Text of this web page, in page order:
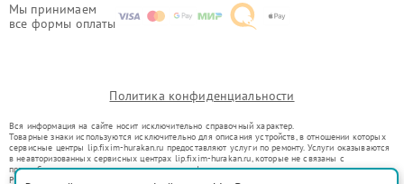
Мы принимаем
все формы оплаты
Политика конфиденциальности
Вся информация на сайте носит исключительно справочный характер.
Товарные знаки используются исключительно для описания устройств, в отношении которых
сервисные центры lip.fixim-hurakan.ru предоставляют услуги по ремонту. Услуги оказываются
в неавторизованных сервисных центрах lip.fixim-hurakan.ru, которые не связаны с
правообладателями товарных знаков или их официальными представителями.
Ремонт осуществляется для устройств, уже введенных в гражданский оборот в соответствии